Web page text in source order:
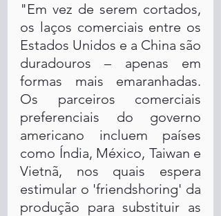
"Em vez de serem cortados,
os laços comerciais entre os
Estados Unidos e a China são
duradouros – apenas em
formas mais emaranhadas.
Os parceiros comerciais
preferenciais do governo
americano incluem países
como Índia, México, Taiwan e
Vietnã, nos quais espera
estimular o 'friendshoring' da
produção para substituir as